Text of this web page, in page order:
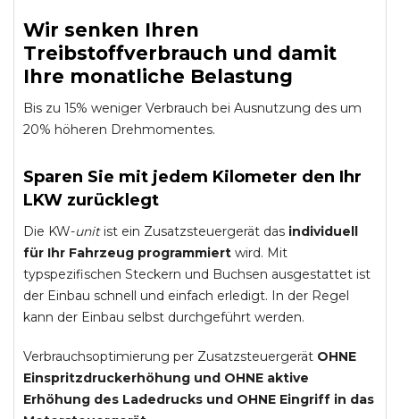
Wir senken Ihren
Treibstoffverbrauch und damit
Ihre monatliche Belastung
Bis zu 15% weniger Verbrauch bei Ausnutzung des um
20% höheren Drehmomentes.
Sparen Sie mit jedem Kilometer den Ihr
LKW zurücklegt
Die KW-unitist ein Zusatzsteuergerät das individuell
für Ihr Fahrzeug programmiert wird. Mit
typspezifischen Steckern und Buchsen ausgestattet ist
der Einbau schnell und einfach erledigt. In der Regel
kann der Einbau selbst durchgeführt werden.
Verbrauchsoptimierung per Zusatzsteuergerät OHNE
Einspritzdruckerhöhung und OHNE aktive
Erhöhung des Ladedrucks und OHNE Eingriff in das